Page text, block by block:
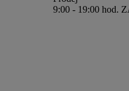
9:00 - 19:00 hod.